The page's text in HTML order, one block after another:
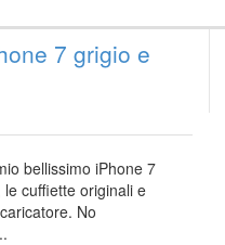
7 grigio e
bellissimo iPhone 7
cuffiette originali e
No